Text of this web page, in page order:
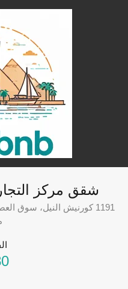
شقق مركز